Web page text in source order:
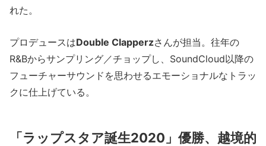
れた。
プロデュースはDouble Clapperzさんが担当。往年の
R&Bからサンプリング／チョップし、SoundCloud以降の
フューチャーサウンドを思わせるエモーショナルなトラッ
クに仕上げている。
「ラップスタア誕生2020」優勝、越境的